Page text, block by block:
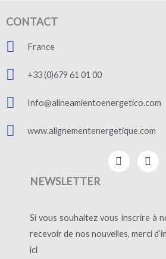
CONTACT
France
+33 (0)679 61 01 00
Info@alineamientoenergetico.com
www.alignementenergetique.com
F
a
c
o
k
-
I
n
s
r
a
m
NEWSLETTER
Si vous souhaitez vous inscrire à
recevoir de nos nouvelles, merci
ici